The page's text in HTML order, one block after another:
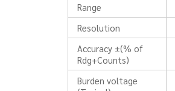
Range
Resolution
Accuracy ±(% of
Rdg+Counts)
Burden voltage